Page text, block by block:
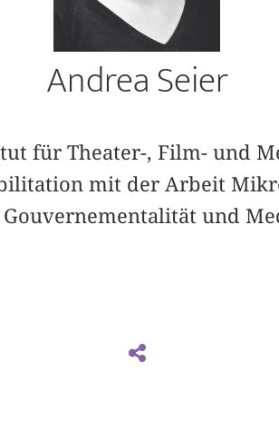
Andrea Seier
für Theater-, Film- und
mit der Arbeit
Gouvernementalität und